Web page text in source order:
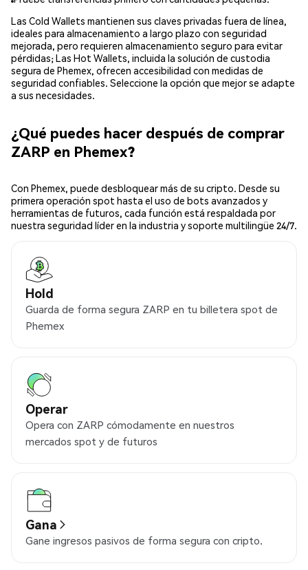
Las Cold Wallets mantienen sus claves privadas fuera de línea,
ideales para almacenamiento a largo plazo con seguridad
mejorada, pero requieren almacenamiento seguro para evitar
pérdidas; Las Hot Wallets, incluida la solución de custodia
segura de Phemex, ofrecen accesibilidad con medidas de
seguridad confiables. Seleccione la opción que mejor se adapte
a sus necesidades.
¿Qué puedes hacer después de comprar
ZARP en Phemex?
Con Phemex, puede desbloquear más de su cripto. Desde su
primera operación spot hasta el uso de bots avanzados y
herramientas de futuros, cada función está respaldada por
nuestra seguridad líder en la industria y soporte multilingüe 24/7.
Hold
Guarda de forma segura ZARP en tu billetera spot de
Phemex
Operar
Opera con ZARP cómodamente en nuestros
mercados spot y de futuros
Gana
Gane ingresos pasivos de forma segura con cripto.